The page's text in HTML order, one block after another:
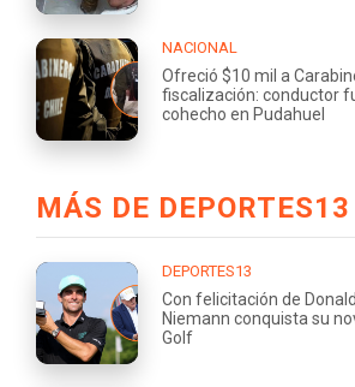
NACIONAL
Ofreció $10 mil a
fiscalización: conductor
cohecho en Pudahuel
MÁS DE DEPORTES13
DEPORTES13
Con felicitación de
Niemann conquista su
Golf